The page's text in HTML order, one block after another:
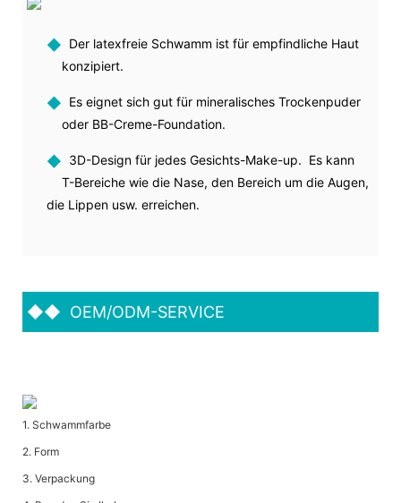
◆ Der latexfreie Schwamm ist für empfindliche Haut
konzipiert.
◆ Es eignet sich gut für mineralisches Trockenpuder
oder BB-Creme-Foundation.
◆ 3D-Design für jedes Gesichts-Make-up. Es kann
T-Bereiche wie die Nase, den Bereich um die Augen,
die Lippen usw. erreichen.
◆◆ OEM/ODM-SERVICE
1. Schwammfarbe
2. Form
3. Verpackung